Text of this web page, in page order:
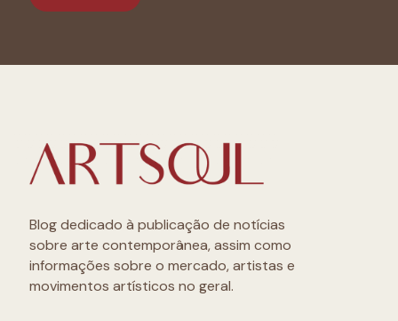
Blog dedicado à publicação de notícias
sobre arte contemporânea, assim como
informações sobre o mercado, artistas e
movimentos artísticos no geral.